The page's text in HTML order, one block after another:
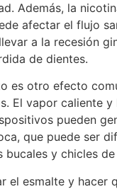
Además, la
afectar el flujo
a la recesión
de dientes.
es otro efecto
El vapor caliente y
pueden
que puede ser
bucales y chicles
el esmalte y hacer